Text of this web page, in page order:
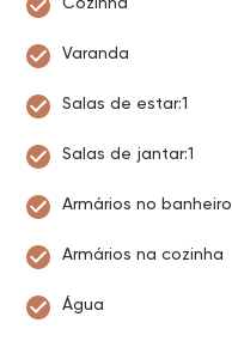
Varanda
Salas de estar:1
Salas de jantar:1
Armários no banheiro
Armários na cozinha
Água